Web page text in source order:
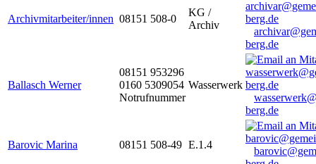
Archivmitarbeiter/innen 08151 508-0
KG /
Archiv
berg.de
Ballasch Werner
08151 953296
0160 5309054
Notrufnummer
Wasserwerk
berg.de
Barovic Marina 08151 508-49 E.1.4